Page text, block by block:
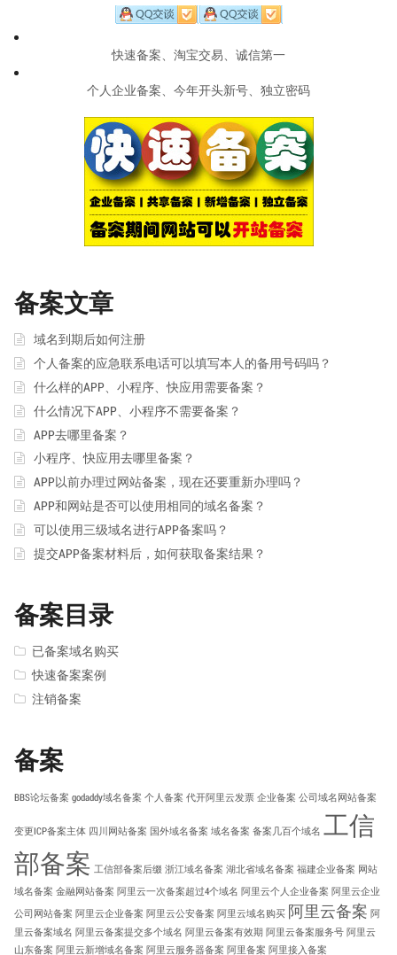
快速备案、淘宝交易、诚信第一
个人企业备案、今年开头新号、独立密码
备案文章
域名到期后如何注册
个人备案的应急联系电话可以填写本人的备用号码吗？
什么样的APP、小程序、快应用需要备案？
什么情况下APP、小程序不需要备案？
APP去哪里备案？
小程序、快应用去哪里备案？
APP以前办理过网站备案，现在还要重新办理吗？
APP和网站是否可以使用相同的域名备案？
可以使用三级域名进行APP备案吗？
提交APP备案材料后，如何获取备案结果？
备案目录
已备案域名购买
快速备案案例
注销备案
备案
BBS论坛备案 godaddy域名备案 个人备案 代开阿里云发票 企业备案 公司域名网站备案
变更ICP备案主体 四川网站备案 国外域名备案 域名备案 备案几百个域名 工信
部备案 工信部备案后缀 浙江域名备案 湖北省域名备案 福建企业备案 网站
域名备案 金融网站备案 阿里云一次备案超过4个域名 阿里云个人企业备案 阿里云企业
公司网站备案 阿里云企业备案 阿里云公安备案 阿里云域名购买 阿里云备案 阿
里云备案域名 阿里云备案提交多个域名 阿里云备案有效期 阿里云备案服务号 阿里云
山东备案 阿里云新增域名备案 阿里云服务器备案 阿里备案 阿里接入备案